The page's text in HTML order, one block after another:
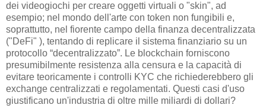
dei videogiochi per creare oggetti virtuali o "skin", ad
esempio; nel mondo dell'arte con token non fungibili e,
soprattutto, nel fiorente campo della finanza decentralizzata
("DeFi" ), tentando di replicare il sistema finanziario su un
protocollo “decentralizzato”. Le blockchain forniscono
presumibilmente resistenza alla censura e la capacità di
evitare teoricamente i controlli KYC che richiederebbero gli
exchange centralizzati e regolamentati. Questi casi d'uso
giustificano un'industria di oltre mille miliardi di dollari?